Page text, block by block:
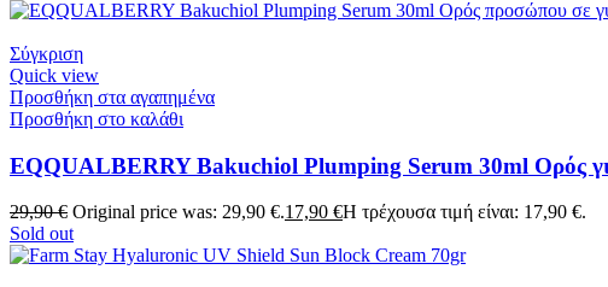
Σύγκριση
Quick view
Προσθήκη στα αγαπημένα
Προσθήκη στο καλάθι
EQQUALBERRY Bakuchiol Plumping Serum 30ml Ορός
29,90€ Original price was: 29,90 €.17,90 €Η τρέχουσα τιμή είναι: 17,90 €.
Sold out